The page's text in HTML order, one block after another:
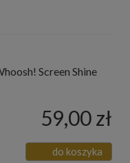
Screen Shine
59,00 zł
do koszyka